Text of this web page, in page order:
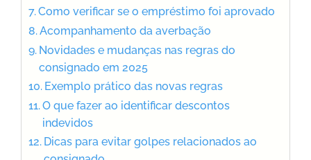
Como verificar se o empréstimo foi aprovado
Acompanhamento da averbação
Novidades e mudanças nas regras do
consignado em 2025
Exemplo prático das novas regras
O que fazer ao identificar descontos
indevidos
Dicas para evitar golpes relacionados ao